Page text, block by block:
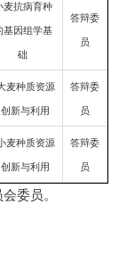
麦抗病育种
基因组学基
础
答辩委
员
麦种质资源
创新与利用
答辩委
员
麦种质资源
创新与利用
答辩委
员
委员。